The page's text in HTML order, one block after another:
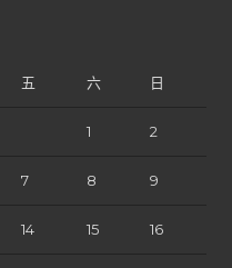
五 六 日
1 2
7 8 9
14 15 16